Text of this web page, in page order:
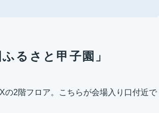
るさと甲子園」
の2階フロア。こちらが会場入り口付近で